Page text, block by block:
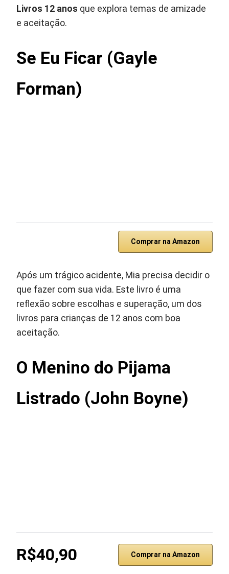
Livros 12 anos que explora temas de amizade
e aceitação.
Se Eu Ficar (Gayle
Forman)
Comprar na Amazon
Após um trágico acidente, Mia precisa decidir o
que fazer com sua vida. Este livro é uma
reflexão sobre escolhas e superação, um dos
livros para crianças de 12 anos com boa
aceitação.
O Menino do Pijama
Listrado (John Boyne)
R$40,90 Comprar na Amazon